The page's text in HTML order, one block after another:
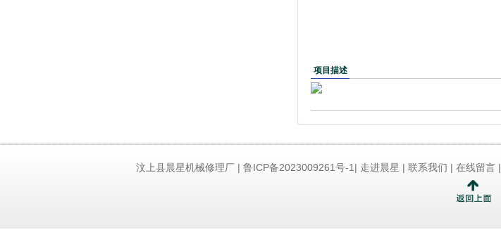
项目描述
汶上县晨星机械修理厂 | 鲁ICP备2023009261号-1| 走进晨星 | 联系我们 | 在线留言 |